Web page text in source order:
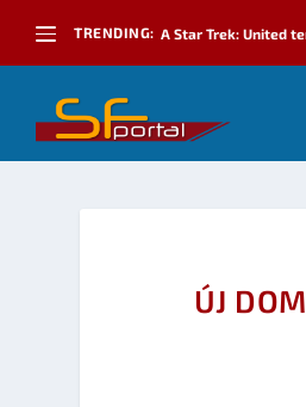
TRENDING: A Star Trek: United
ÚJ